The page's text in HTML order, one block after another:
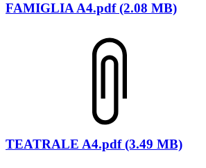
FAMIGLIA A4.pdf (2.08 MB)
TEATRALE A4.pdf (3.49 MB)